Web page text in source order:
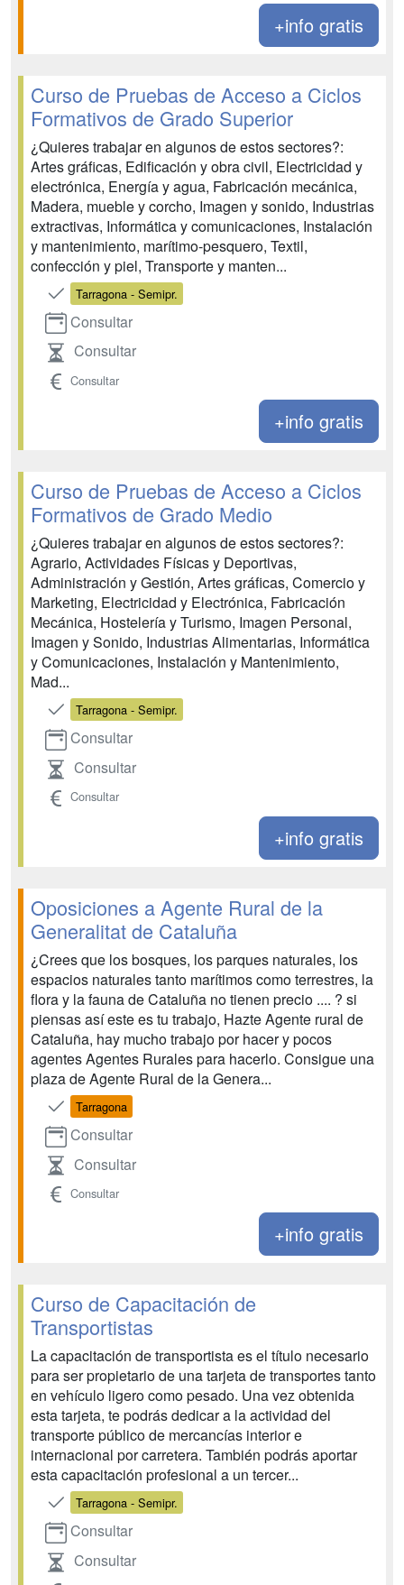
+info gratis
Curso de Pruebas de Acceso a Ciclos
Formativos de Grado Superior
¿Quieres trabajar en algunos de estos sectores?:
Artes gráficas, Edificación y obra civil, Electricidad y
electrónica, Energía y agua, Fabricación mecánica,
Madera, mueble y corcho, Imagen y sonido, Industrias
extractivas, Informática y comunicaciones, Instalación
y mantenimiento, marítimo-pesquero, Textil,
confección y piel, Transporte y manten...
Tarragona - Semipr.
Consultar
Consultar
Consultar
+info gratis
Curso de Pruebas de Acceso a Ciclos
Formativos de Grado Medio
¿Quieres trabajar en algunos de estos sectores?:
Agrario, Actividades Físicas y Deportivas,
Administración y Gestión, Artes gráficas, Comercio y
Marketing, Electricidad y Electrónica, Fabricación
Mecánica, Hostelería y Turismo, Imagen Personal,
Imagen y Sonido, Industrias Alimentarias, Informática
y Comunicaciones, Instalación y Mantenimiento,
Mad...
Tarragona - Semipr.
Consultar
Consultar
Consultar
+info gratis
Oposiciones a Agente Rural de la
Generalitat de Cataluña
¿Crees que los bosques, los parques naturales, los
espacios naturales tanto marítimos como terrestres, la
flora y la fauna de Cataluña no tienen precio .... ? si
piensas así este es tu trabajo, Hazte Agente rural de
Cataluña, hay mucho trabajo por hacer y pocos
agentes Agentes Rurales para hacerlo. Consigue una
plaza de Agente Rural de la Genera...
Tarragona
Consultar
Consultar
Consultar
+info gratis
Curso de Capacitación de
Transportistas
La capacitación de transportista es el título necesario
para ser propietario de una tarjeta de transportes tanto
en vehículo ligero como pesado. Una vez obtenida
esta tarjeta, te podrás dedicar a la actividad del
transporte público de mercancías interior e
internacional por carretera. También podrás aportar
esta capacitación profesional a un tercer...
Tarragona - Semipr.
Consultar
Consultar